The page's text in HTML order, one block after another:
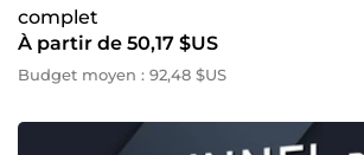
complet
À partir de 50,17 $US
Budget moyen : 92,48 $US